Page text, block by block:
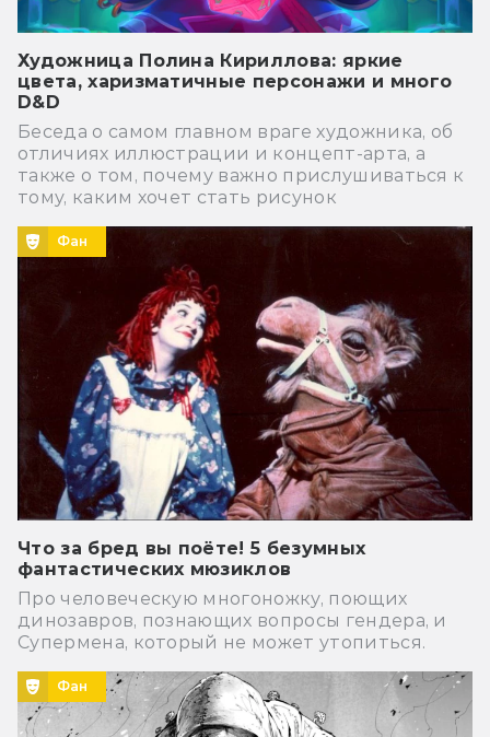
Художница Полина Кириллова: яркие
цвета, харизматичные персонажи и много
D&D
Беседа о самом главном враге художника, об
отличиях иллюстрации и концепт-арта, а
также о том, почему важно прислушиваться к
тому, каким хочет стать рисунок
Фан
Что за бред вы поёте! 5 безумных
фантастических мюзиклов
Про человеческую многоножку, поющих
динозавров, познающих вопросы гендера, и
Супермена, который не может утопиться.
Фан